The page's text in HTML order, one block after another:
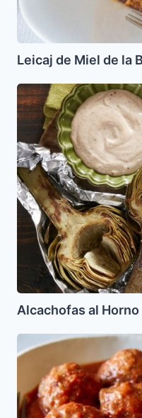
Leicaj de Miel de la
Alcachofas
al
Horno
Alcachofas al Horno
Albóndigas
de
pescado
en
salsa